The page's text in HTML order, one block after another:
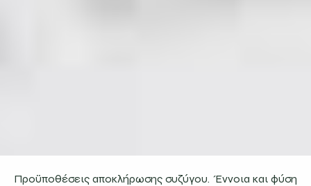
Προϋποθέσεις αποκλήρωσης συζύγου. Έννοια και φύση